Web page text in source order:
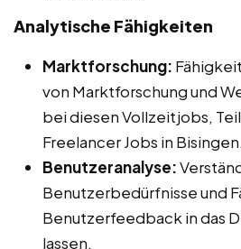
Analytische Fähigkeiten
Marktforschung:
von Marktforschung und
bei diesen Vollzeitjobs,
Freelancer Jobs in Bisingen.
Benutzeranalyse:
Benutzerbedürfnisse und
Benutzerfeedback in das
lassen.